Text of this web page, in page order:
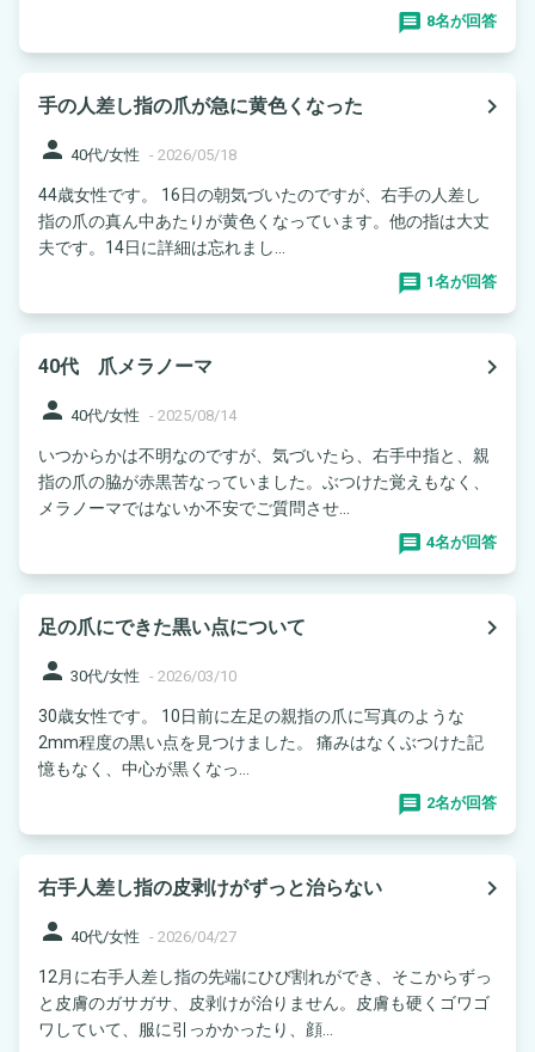
8名が回答
手の人差し指の爪が急に黄色くなった
navigate_next
person 40代/女性 - 2026/05/18
44歳女性です。 16日の朝気づいたのですが、右手の人差し
指の爪の真ん中あたりが黄色くなっています。他の指は大丈
夫です。14日に詳細は忘れまし...
1名が回答
40代 爪メラノーマ
navigate_next
person 40代/女性 - 2025/08/14
いつからかは不明なのですが、気づいたら、右手中指と、親
指の爪の脇が赤黒苦なっていました。ぶつけた覚えもなく、
メラノーマではないか不安でご質問させ...
4名が回答
足の爪にできた黒い点について
navigate_next
person 30代/女性 - 2026/03/10
30歳女性です。 10日前に左足の親指の爪に写真のような
2mm程度の黒い点を見つけました。 痛みはなくぶつけた記
憶もなく、中心が黒くなっ...
2名が回答
右手人差し指の皮剥けがずっと治らない
navigate_next
person 40代/女性 - 2026/04/27
12月に右手人差し指の先端にひび割れができ、そこからずっ
と皮膚のガサガサ、皮剥けが治りません。皮膚も硬くゴワゴ
ワしていて、服に引っかかったり、顔...